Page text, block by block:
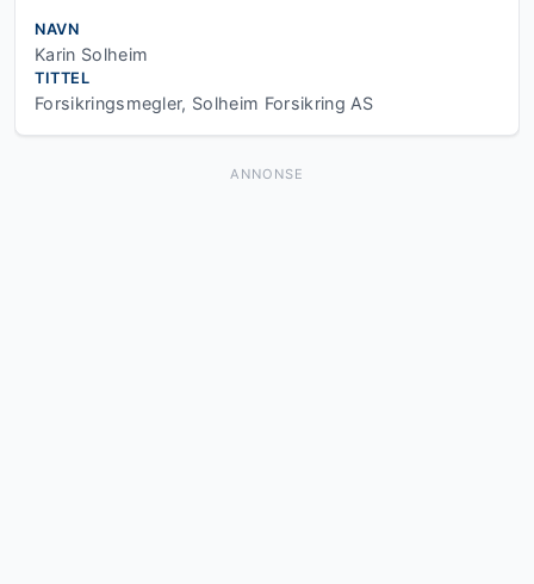
NAVN
Karin Solheim
TITTEL
Forsikringsmegler, Solheim Forsikring AS
ANNONSE